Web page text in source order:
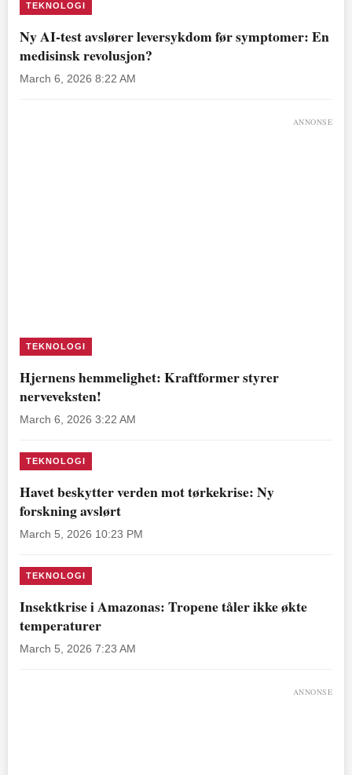
TEKNOLOGI
Ny AI-test avslører leversykdom før symptomer: En
medisinsk revolusjon?
March 6, 2026 8:22 AM
ANNONSE
TEKNOLOGI
Hjernens hemmelighet: Kraftformer styrer
nerveveksten!
March 6, 2026 3:22 AM
TEKNOLOGI
Havet beskytter verden mot tørkekrise: Ny
forskning avslørt
March 5, 2026 10:23 PM
TEKNOLOGI
Insektkrise i Amazonas: Tropene tåler ikke økte
temperaturer
March 5, 2026 7:23 AM
ANNONSE